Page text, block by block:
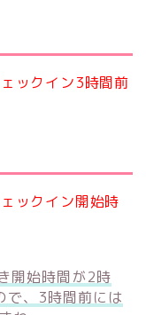
ックイン3時間前
ックイン開始時
開始時間が2時
で、3時間前には